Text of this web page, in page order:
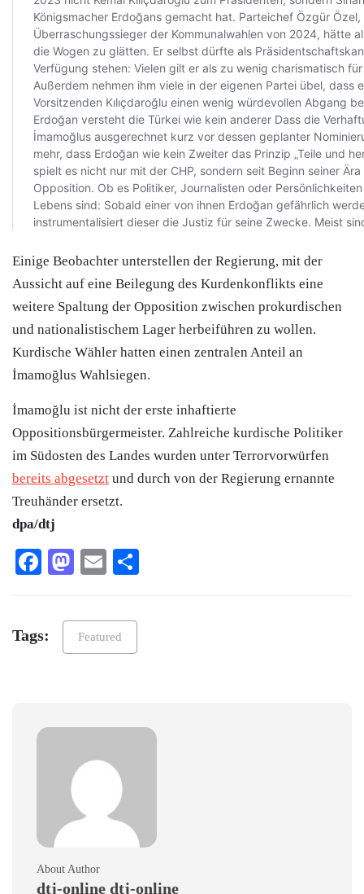
Einige Beobachter unterstellen der Regierung, mit der
Aussicht auf eine Beilegung des Kurdenkonflikts eine
weitere Spaltung der Opposition zwischen prokurdischen
und nationalistischem Lager herbeiführen zu wollen.
Kurdische Wähler hatten einen zentralen Anteil an
İmamoğlus Wahlsiegen.
İmamoğlu ist nicht der erste inhaftierte
Oppositionsbürgermeister. Zahlreiche kurdische Politiker
im Südosten des Landes wurden unter Terrorvorwürfen
bereits abgesetzt und durch von der Regierung ernannte
Treuhänder ersetzt.
dpa/dtj
Facebook
Mastodon
Email
Tags: Featured
About Author
dtj-online dtj-online